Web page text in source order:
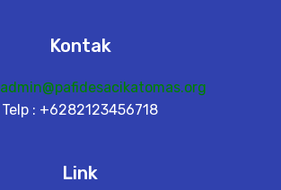
Kontak
admin@pafidesacikatomas.org
Telp : +6282123456718
Link